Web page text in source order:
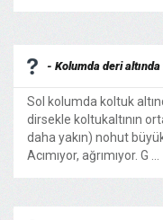
- Kolumda deri
Sol kolumda koltuk
dirsekle koltukaltının
daha yakın) nohut
Acımıyor, ağrımıyor. G ...